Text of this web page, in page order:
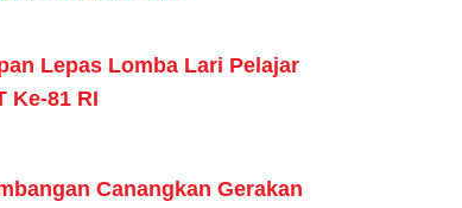
Lepas Lomba Lari Pelajar
Ke-81 RI
Canangkan Gerakan